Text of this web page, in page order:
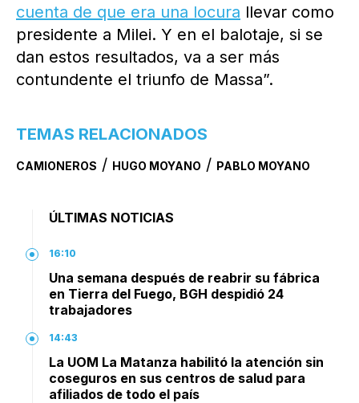
cuenta de que era una locura llevar como
presidente a Milei. Y en el balotaje, si se
dan estos resultados, va a ser más
contundente el triunfo de Massa”.
TEMAS RELACIONADOS
CAMIONEROS / HUGO MOYANO / PABLO MOYANO
ÚLTIMAS NOTICIAS
16:10
Una semana después de reabrir su fábrica
en Tierra del Fuego, BGH despidió 24
trabajadores
14:43
La UOM La Matanza habilitó la atención sin
coseguros en sus centros de salud para
afiliados de todo el país